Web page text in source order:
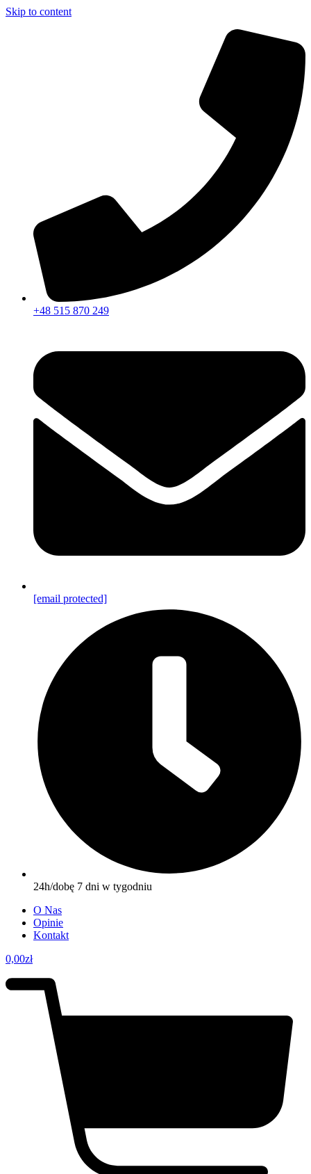
Skip to content
+48 515 870 249
[email protected]
24h/dobę 7 dni w tygodniu
O Nas
Opinie
Kontakt
0,00zł